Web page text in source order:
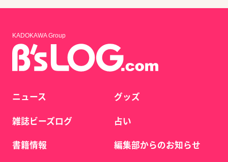
KADOKAWA Group
ニュース
雑誌ビーズログ
書籍情報
グッズ
占い
編集部からのお知らせ